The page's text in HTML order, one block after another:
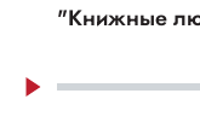
"Книжные